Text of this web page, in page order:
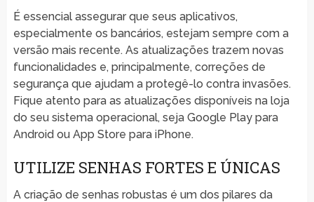
É essencial assegurar que seus aplicativos,
especialmente os bancários, estejam sempre com a
versão mais recente. As atualizações trazem novas
funcionalidades e, principalmente, correções de
segurança que ajudam a protegê-lo contra invasões.
Fique atento para as atualizações disponíveis na loja
do seu sistema operacional, seja Google Play para
Android ou App Store para iPhone.
UTILIZE SENHAS FORTES E ÚNICAS
A criação de senhas robustas é um dos pilares da